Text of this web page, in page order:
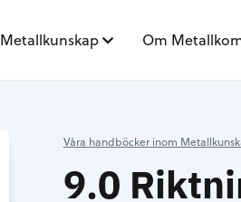
Metallkunskap Om
Våra handböcker inom
9.0